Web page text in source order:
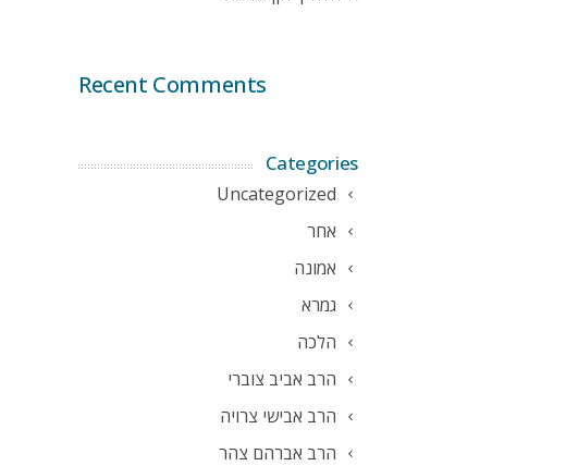
Recent Comments
Categories
Uncategorized
אחר
אמונה
גמרא
הלכה
הרב אביב צוברי
הרב אבישי צרויה
הרב אברהם צהר